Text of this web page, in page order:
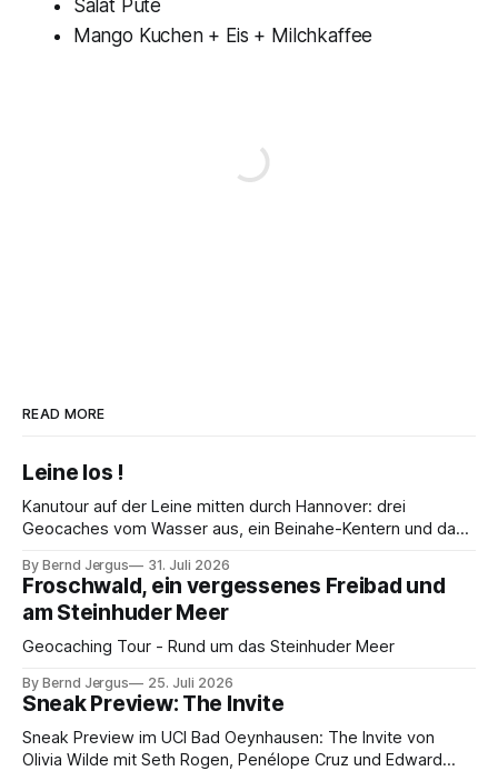
Salat Pute
Mango Kuchen + Eis + Milchkaffee
READ MORE
Leine los !
Kanutour auf der Leine mitten durch Hannover: drei
Geocaches vom Wasser aus, ein Beinahe-Kentern und das
sollte.
By Bernd Jergus 31. Juli 2026
Froschwald, ein vergessenes Freibad und
am Steinhuder Meer
Geocaching Tour - Rund um das Steinhuder Meer
By Bernd Jergus 25. Juli 2026
Sneak Preview: The Invite
Sneak Preview im UCI Bad Oeynhausen: The Invite von
Olivia Wilde mit Seth Rogen, Penélope Cruz und Edward